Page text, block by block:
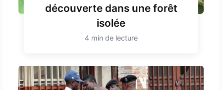
découverte dans une forêt
isolée
4 min de lecture